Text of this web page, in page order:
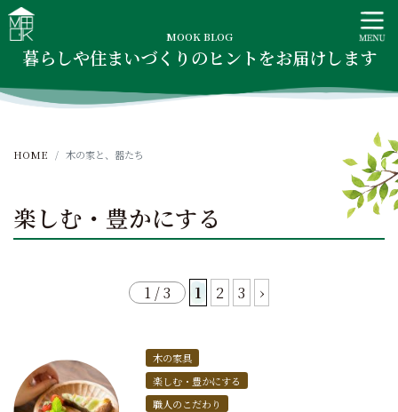
t
MOOK HOUSE ムックハウス
MOOK HOUSEはかごしま素材で建てる木の住まい。自然を
感じる四季に合わせた暮らし、家族がずっと住み継げる暮ら
しをご提案します。
MOOK BLOG
暮らしや住まいづくりのヒントをお届けします
HOME 木の家と、器たち
楽しむ・豊かにする
1 / 3 1 2 3 ›
木の家具
楽しむ・豊かにする
職人のこだわり